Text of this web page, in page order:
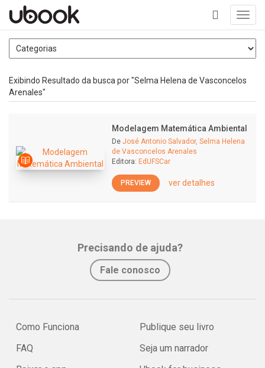
+
Exibindo Resultado da busca por "Selma Helena de Vasconcelos
Arenales"
Modelagem Matemática Ambiental
De José Antonio Salvador, Selma Helena
de Vasconcelos Arenales
Editora: EdUFSCar
PREVIEW ver detalhes
Precisando de ajuda?
Fale conosco
Como Funciona
FAQ
Publique seu livro
Seja um narrador